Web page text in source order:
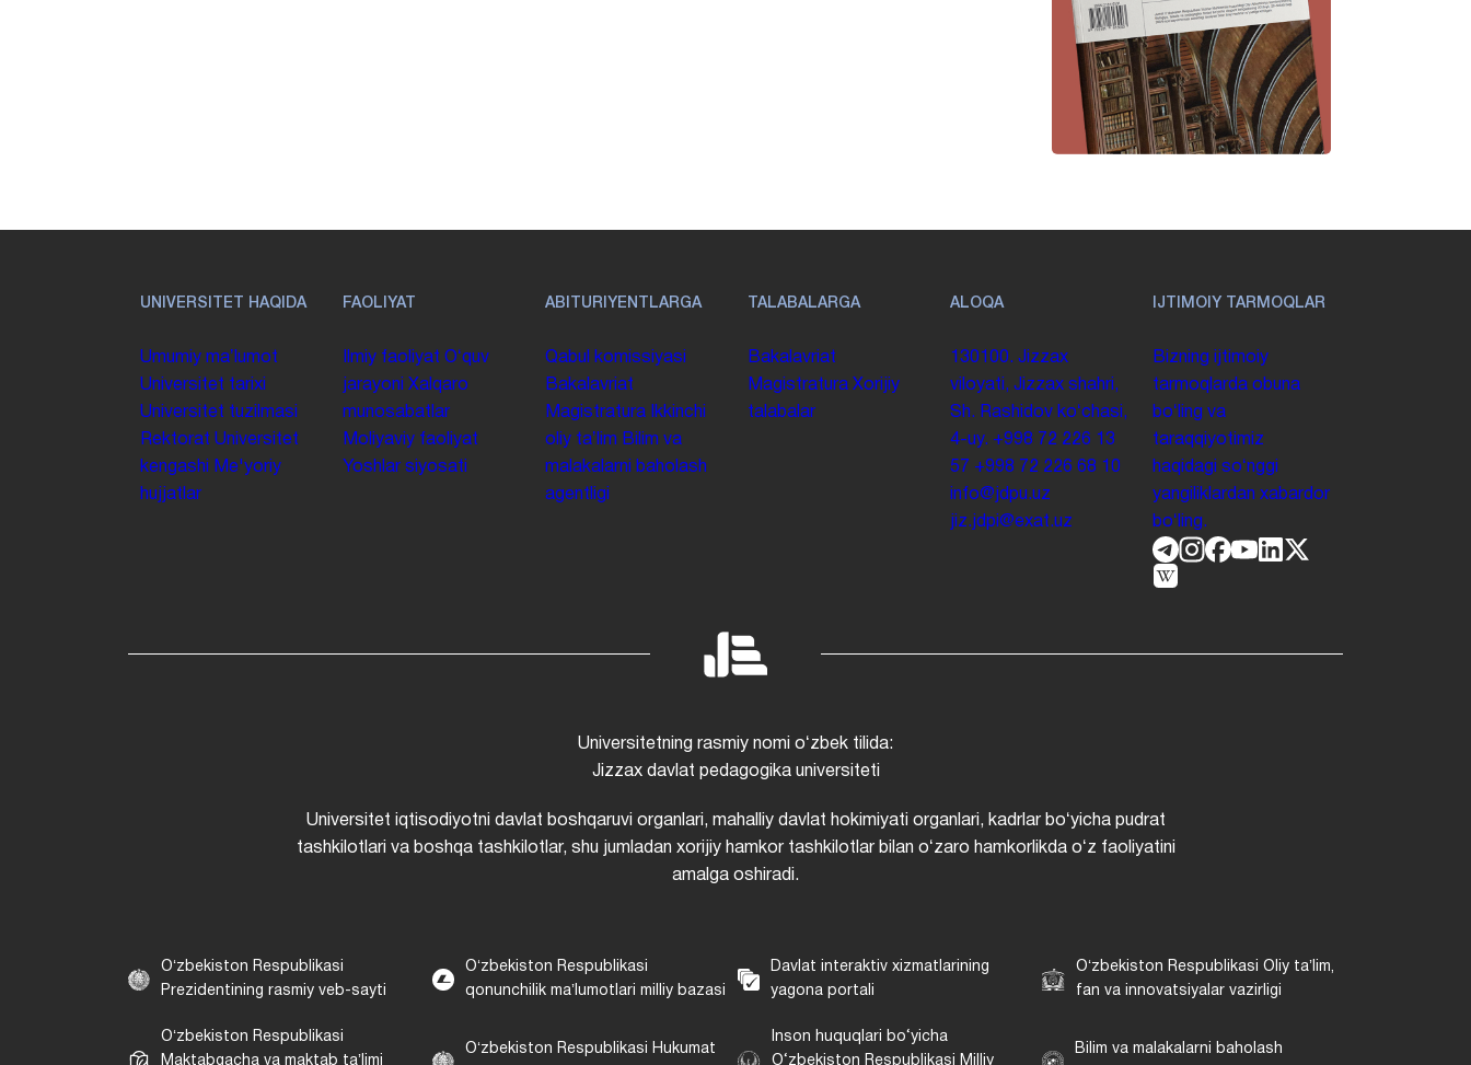
UNIVERSITET HAQIDA
Umumiy maʼlumot
Universitet tarixi
Universitet tuzilmasi
Rektorat Universitet
kengashi
Me'yoriy
hujjatlar
FAOLIYAT
Ilmiy faoliyat Oʻquv
jarayoni Xalqaro
munosabatlar
Moliyaviy faoliyat
Yoshlar siyosati
ABITURIYENTLARGA
Qabul komissiyasi
Bakalavriat
Magistratura
Ikkinchi
oliy taʼlim Bilim va
malakalarni baholash
agentligi
TALABALARGA
Bakalavriat
Magistratura Xorijiy
talabalar
ALOQA
130100. Jizzax
viloyati, Jizzax shahri,
Sh. Rashidov koʻchasi,
4-uy. +998 72 226 13
57 +998 72 226 68 10
info@jdpu.uz
jiz.jdpi@exat.uz
IJTIMOIY TARMOQLAR
Bizning ijtimoiy
tarmoqlarda obuna
boʻling va
taraqqiyotimiz
haqidagi soʻnggi
yangiliklardan xabardor
boʻling.
Universitetning rasmiy nomi oʻzbek tilida:
Jizzax davlat pedagogika universiteti
Universitet iqtisodiyotni davlat boshqaruvi organlari, mahalliy davlat hokimiyati organlari, kadrlar boʻyicha pudrat
tashkilotlari va boshqa tashkilotlar, shu jumladan xorijiy hamkor tashkilotlar bilan oʻzaro hamkorlikda oʻz faoliyatini
amalga oshiradi.
Oʻzbekiston Respublikasi
Prezidentining rasmiy veb-sayti
Oʻzbekiston Respublikasi
qonunchilik maʼlumotlari milliy bazasi
Davlat interaktiv xizmatlarining
yagona portali
Oʻzbekiston Respublikasi Oliy taʼlim,
fan va innovatsiyalar vazirligi
Oʻzbekiston Respublikasi
Maktabgacha va maktab taʼlimi
Oʻzbekiston Respublikasi Hukumat
Inson huquqlari bo‘yicha
O‘zbekiston Respublikasi Milliy
Bilim va malakalarni baholash